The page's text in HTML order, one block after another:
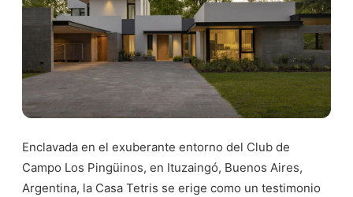
Enclavada en el exuberante entorno del Club de
Campo Los Pingüinos, en Ituzaingó, Buenos Aires,
Argentina, la Casa Tetris se erige como un testimonio